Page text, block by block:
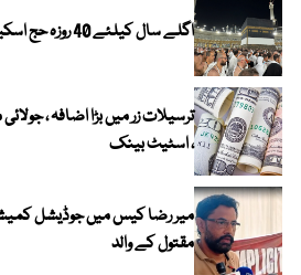
اگلے سال کیلئے 40 روزہ حج اسکیم کا پیکیج 12 لاکھ روپے مقرر
، اسٹیٹ بینک
میر رضا کیس میں جوڈیشل
مقتول کے والد